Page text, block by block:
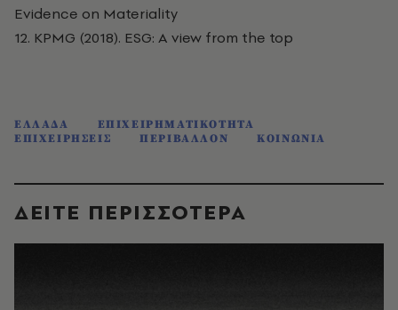
Evidence on Materiality
12. KPMG (2018). ESG: A view from the top
ΕΛΛΑΔΑ
ΕΠΙΧΕΙΡΗΜΑΤΙΚΟΤΗΤΑ
ΕΠΙΧΕΙΡΗΣΕΙΣ
ΠΕΡΙΒΑΛΛΟΝ ΚΟΙΝΩΝΙΑ
ΔΕΙΤΕ ΠΕΡΙΣΣΟΤΕΡΑ